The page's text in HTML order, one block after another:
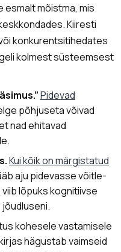
esmalt mõistma, mis
Kiiresti
konkurentsitihedates
kolmest süsteemsest
Pidevad
põhjuseta võivad
nad ehitavad
Kui kõik on märgistatud
aju pidevasse võitle-
lõpuks kognitiivse
kohesele vastamisele
hägustab vaimseid